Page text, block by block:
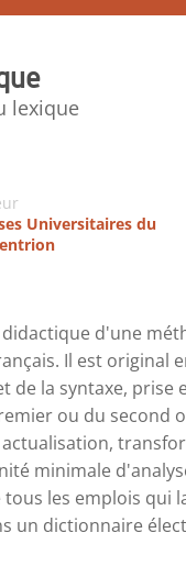
lexique
Universitaires du
d'une
Il est original
de la syntaxe,
ou du second
minimale
les emplois qui
un dictionnaire